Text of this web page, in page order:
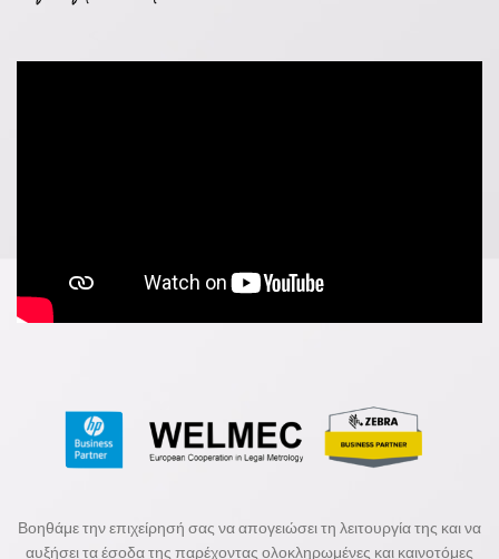
Βοηθάμε την επιχείρησή σας να απογειώσει τη λειτουργία της και να
αυξήσει τα έσοδα της παρέχοντας ολοκληρωμένες και καινοτόμες